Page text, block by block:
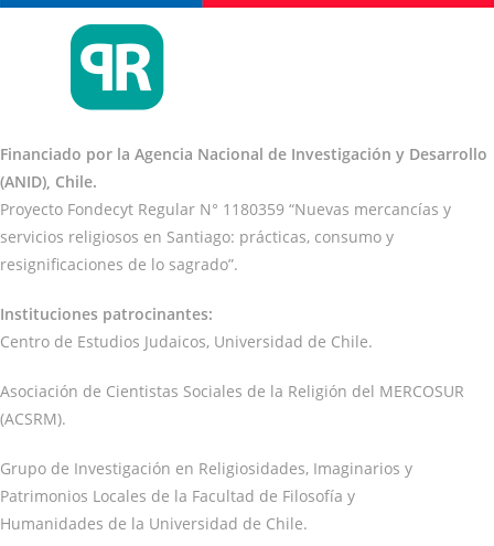
Financiado por la Agencia Nacional de Investigación y Desarrollo
(ANID), Chile.
Proyecto Fondecyt Regular N° 1180359 “Nuevas mercancías y
servicios religiosos en Santiago: prácticas, consumo y
resignificaciones de lo sagrado”.
Instituciones patrocinantes:
Centro de Estudios Judaicos, Universidad de Chile.
Asociación de Cientistas Sociales de la Religión del MERCOSUR
(ACSRM).
Grupo de Investigación en Religiosidades, Imaginarios y
Patrimonios Locales de la Facultad de Filosofía y
Humanidades de la Universidad de Chile.